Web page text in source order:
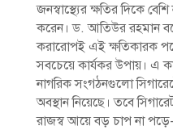
জনস্বাস্থ্যের ক্ষতির দিকে
করেন। ড. আতিউর রহমান
করারোপই এই ক্ষতিকারক
সবচেয়ে কার্যকর উপায়। এ
নাগরিক সংগঠনগুলো
অবস্থান নিয়েছে। তবে
রাজস্ব আয়ে বড় চাপ না পড়ে-